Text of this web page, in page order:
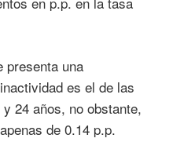
presenta una
es el de las
24 años, no obstante,
de 0.14 p.p.